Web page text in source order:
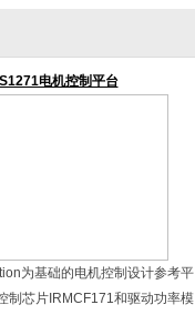
电机控制平台
为基础的电机控制设计参考平
制芯片IRMCF171和驱动功率模